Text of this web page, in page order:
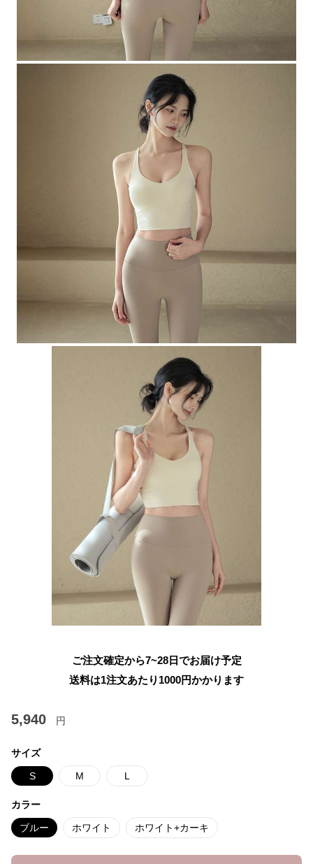
ご注文確定から7~28日でお届け予定
送料は1注文あたり 1000円かかります
5,940 円
サイズ
S M L
カラー
ブルー ホワイト ホワイト+カーキ